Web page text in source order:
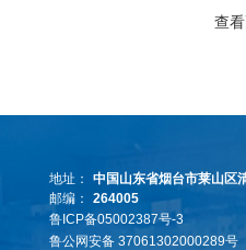
查
地址：
中国山东省烟台市莱山区
邮编：
264005
鲁ICP备05002387号-3
鲁公网安备 37061302000289号